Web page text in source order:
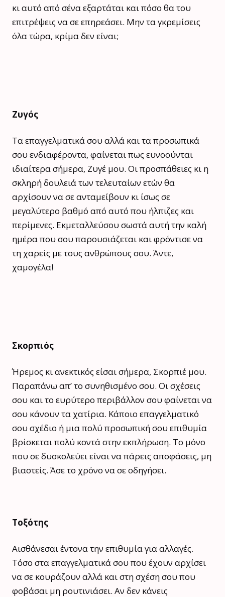
κι αυτό από σένα εξαρτάται και πόσο θα του
επιτρέψεις να σε επηρεάσει. Μην τα γκρεμίσεις
όλα τώρα, κρίμα δεν είναι;
Ζυγός
Τα επαγγελματικά σου αλλά και τα προσωπικά
σου ενδιαφέροντα, φαίνεται πως ευνοούνται
ιδιαίτερα σήμερα, Ζυγέ μου. Οι προσπάθειες κι η
σκληρή δουλειά των τελευταίων ετών θα
αρχίσουν να σε ανταμείβουν κι ίσως σε
μεγαλύτερο βαθμό από αυτό που ήλπιζες και
περίμενες. Εκμεταλλεύσου σωστά αυτή την καλή
ημέρα που σου παρουσιάζεται και φρόντισε να
τη χαρείς με τους ανθρώπους σου. Άντε,
χαμογέλα!
Σκορπιός
Ήρεμος κι ανεκτικός είσαι σήμερα, Σκορπιέ μου.
Παραπάνω απ’ το συνηθισμένο σου. Οι σχέσεις
σου και το ευρύτερο περιβάλλον σου φαίνεται να
σου κάνουν τα χατίρια. Κάποιο επαγγελματικό
σου σχέδιο ή μια πολύ προσωπική σου επιθυμία
βρίσκεται πολύ κοντά στην εκπλήρωση. Το μόνο
που σε δυσκολεύει είναι να πάρεις αποφάσεις, μη
βιαστείς. Άσε το χρόνο να σε οδηγήσει.
Τοξότης
Αισθάνεσαι έντονα την επιθυμία για αλλαγές.
Τόσο στα επαγγελματικά σου που έχουν αρχίσει
να σε κουράζουν αλλά και στη σχέση σου που
φοβάσαι μη ρουτινιάσει. Αν δεν κάνεις